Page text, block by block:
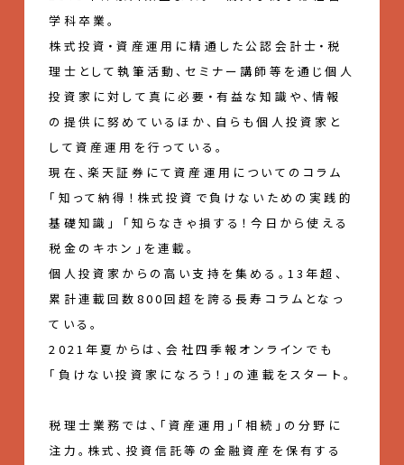
学科卒業。
株式投資・資産運用に精通した公認会計士・税
理士として執筆活動、セミナー講師等を通じ個人
投資家に対して真に必要・有益な知識や、情報
の提供に努めているほか、自らも個人投資家と
して資産運用を行っている。
現在、楽天証券にて資産運用についてのコラム
「知って納得！株式投資で負けないための実践的
基礎知識」 「知らなきゃ損する！今日から使える
税金のキホン」を連載。
個人投資家からの高い支持を集める。13年超、
累計連載回数800回超を誇る長寿コラムとなっ
ている。
2021年夏からは、会社四季報オンラインでも
「負けない投資家になろう！」の連載をスタート。
税理士業務では、「資産運用」「相続」の分野に
注力。株式、投資信託等の金融資産を保有する